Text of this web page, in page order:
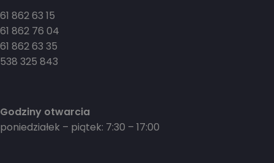
61 862 63 15
61 862 76 04
61 862 63 35
538 325 843
Godziny otwarcia
poniedziałek – piątek: 7:30 – 17:00